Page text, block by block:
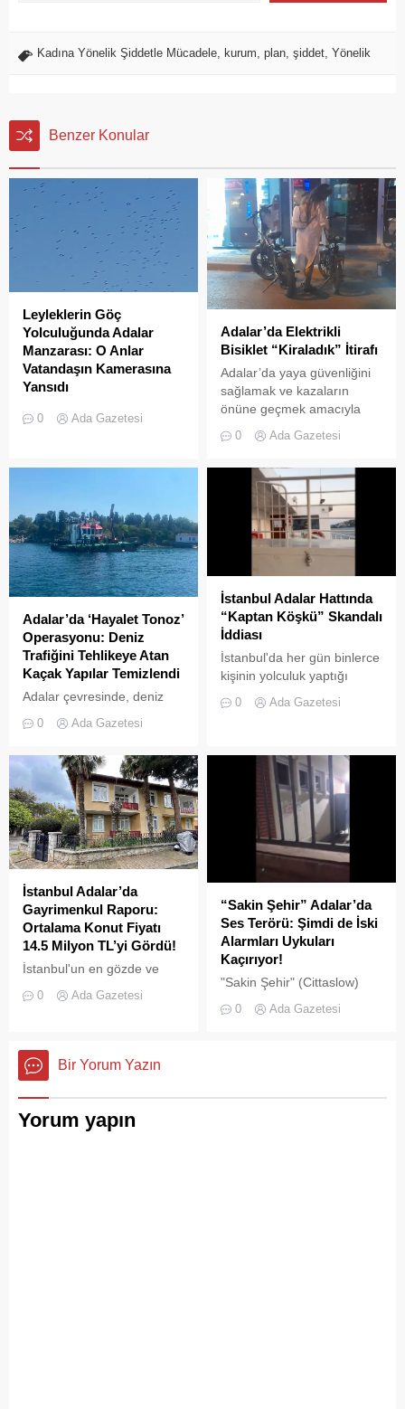
Kadına Yönelik Şiddetle Mücadele, kurum, plan, şiddet, Yönelik
Benzer Konular
Leyleklerin Göç
Yolculuğunda Adalar
Manzarası: O Anlar
Vatandaşın Kamerasına
Yansıdı
leylek sürülerinin Adalar
İstanbul’da, yüzlerce
leyleğin Adalar
semalarındaki süzülüşü cep
telefonu kameralarına
yansıdı. Marmara Denizi ve
gökyüzünde süzülen
devasa leylek sürüsü,
izleyenlere adeta görsel bir
şölen sundu. Sürüler
halinde termal hava...
0 Ada Gazetesi
Adalar’da Elektrikli
Bisiklet “Kiraladık” İtirafı
Adalar’da yaya güvenliğini
sağlamak ve kazaların
önüne geçmek amacıyla
getirilen “elektrikli bisiklet
kiralama yasağı” adeta hiçe
yansıyan son görüntüler,
yasağın delindiğini ve
denetimlerin yetersiz
kaldığını bir kez daha gözler
önüne serdi. Adalar’da
UKOME (Ulaşım
Koordinasyon Merkezi)
kararları doğrultusunda
ticari amaçlı elektrikli bisiklet
ve scooter kiralama
faaliyetleri yasaklanmış
durumda....
0 Ada Gazetesi
Adalar’da ‘Hayalet Tonoz’
Operasyonu: Deniz
Trafiğini Tehlikeye Atan
Kaçak Yapılar Temizlendi
Adalar çevresinde, deniz
trafiğini tehlikeye sokan ve
çevre kirliliğine neden olan
geniş çaplı bir temizlik ve
denetim operasyonu
gerçekleştirildi.
0 Ada Gazetesi
İstanbul Adalar Hattında
“Kaptan Köşkü” Skandalı
İddiası
İstanbul'da her gün binlerce
kişinin yolculuk yaptığı
görüntüler "bu kadarına da
0 Ada Gazetesi
İstanbul Adalar’da
Gayrimenkul Raporu:
Ortalama Konut Fiyatı
14.5 Milyon TL’yi Gördü!
İstanbul'un en gözde ve
olan Adalar ilçesinde,
0 Ada Gazetesi
“Sakin Şehir” Adalar’da
Ses Terörü: Şimdi de İski
Alarmları Uykuları
Kaçırıyor!
"Sakin Şehir" (Cittaslow)
Adalar'da gürültü kirliliği
0 Ada Gazetesi
Bir Yorum Yazın
Yorum yapın